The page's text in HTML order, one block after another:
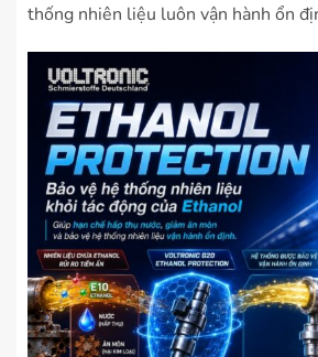
thống nhiên liệu luôn vận hành ổn